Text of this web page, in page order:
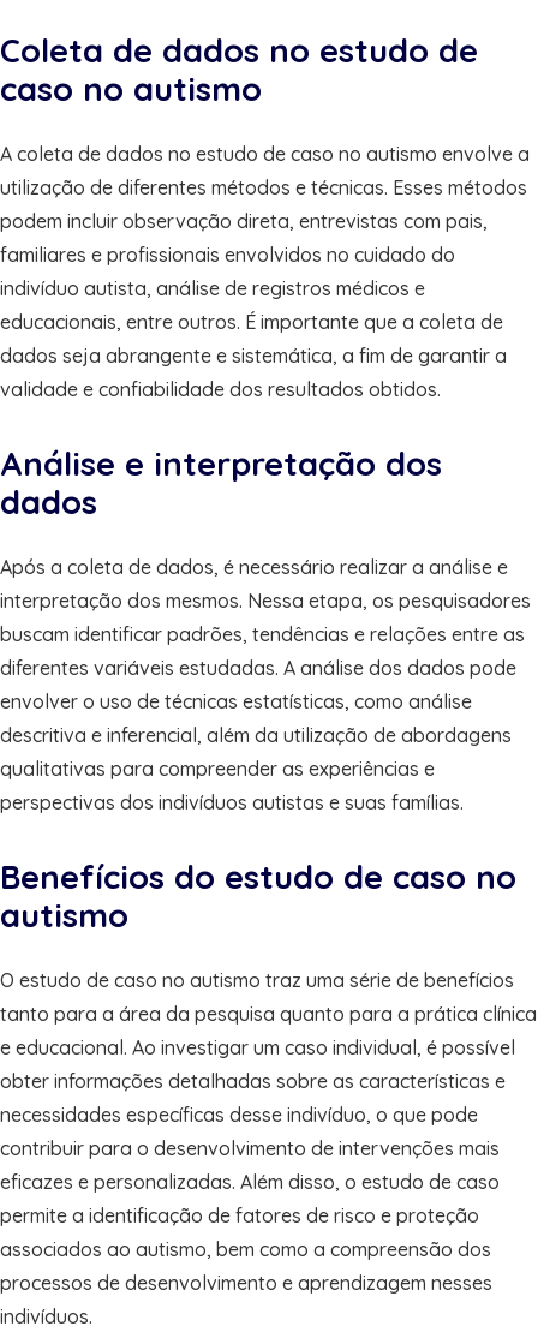
Coleta de dados no estudo de
caso no autismo
A coleta de dados no estudo de caso no autismo envolve a
utilização de diferentes métodos e técnicas. Esses métodos
podem incluir observação direta, entrevistas com pais,
familiares e profissionais envolvidos no cuidado do
indivíduo autista, análise de registros médicos e
educacionais, entre outros. É importante que a coleta de
dados seja abrangente e sistemática, a fim de garantir a
validade e confiabilidade dos resultados obtidos.
Análise e interpretação dos
dados
Após a coleta de dados, é necessário realizar a análise e
interpretação dos mesmos. Nessa etapa, os pesquisadores
buscam identificar padrões, tendências e relações entre as
diferentes variáveis estudadas. A análise dos dados pode
envolver o uso de técnicas estatísticas, como análise
descritiva e inferencial, além da utilização de abordagens
qualitativas para compreender as experiências e
perspectivas dos indivíduos autistas e suas famílias.
Benefícios do estudo de caso no
autismo
O estudo de caso no autismo traz uma série de benefícios
tanto para a área da pesquisa quanto para a prática clínica
e educacional. Ao investigar um caso individual, é possível
obter informações detalhadas sobre as características e
necessidades específicas desse indivíduo, o que pode
contribuir para o desenvolvimento de intervenções mais
eficazes e personalizadas. Além disso, o estudo de caso
permite a identificação de fatores de risco e proteção
associados ao autismo, bem como a compreensão dos
processos de desenvolvimento e aprendizagem nesses
indivíduos.